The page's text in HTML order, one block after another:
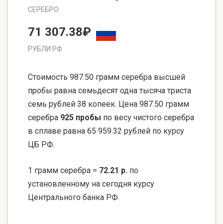
СЕРЕБРО
71 307.38₽
РУБЛИ РФ
Стоимость 987.50 грамм серебра высшей
пробы равна семьдесят одна тысяча триста
семь рублей 38 копеек. Цена 987.50 грамм
серебра 925 пробы по весу чистого серебра
в сплаве равна 65 959.32 рублей по курсу
ЦБ РФ.
1 грамм серебра = 72.21 р. по
установленному на сегодня курсу
Центрального банка РФ.